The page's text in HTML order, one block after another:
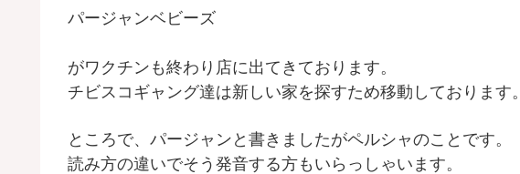
パージャンベビーズ
がワクチンも終わり店に出てきております。
チビスコギャング達は新しい家を探すため移動しております。
ところで、パージャンと書きましたがペルシャのことです。
読み方の違いでそう発音する方もいらっしゃいます。